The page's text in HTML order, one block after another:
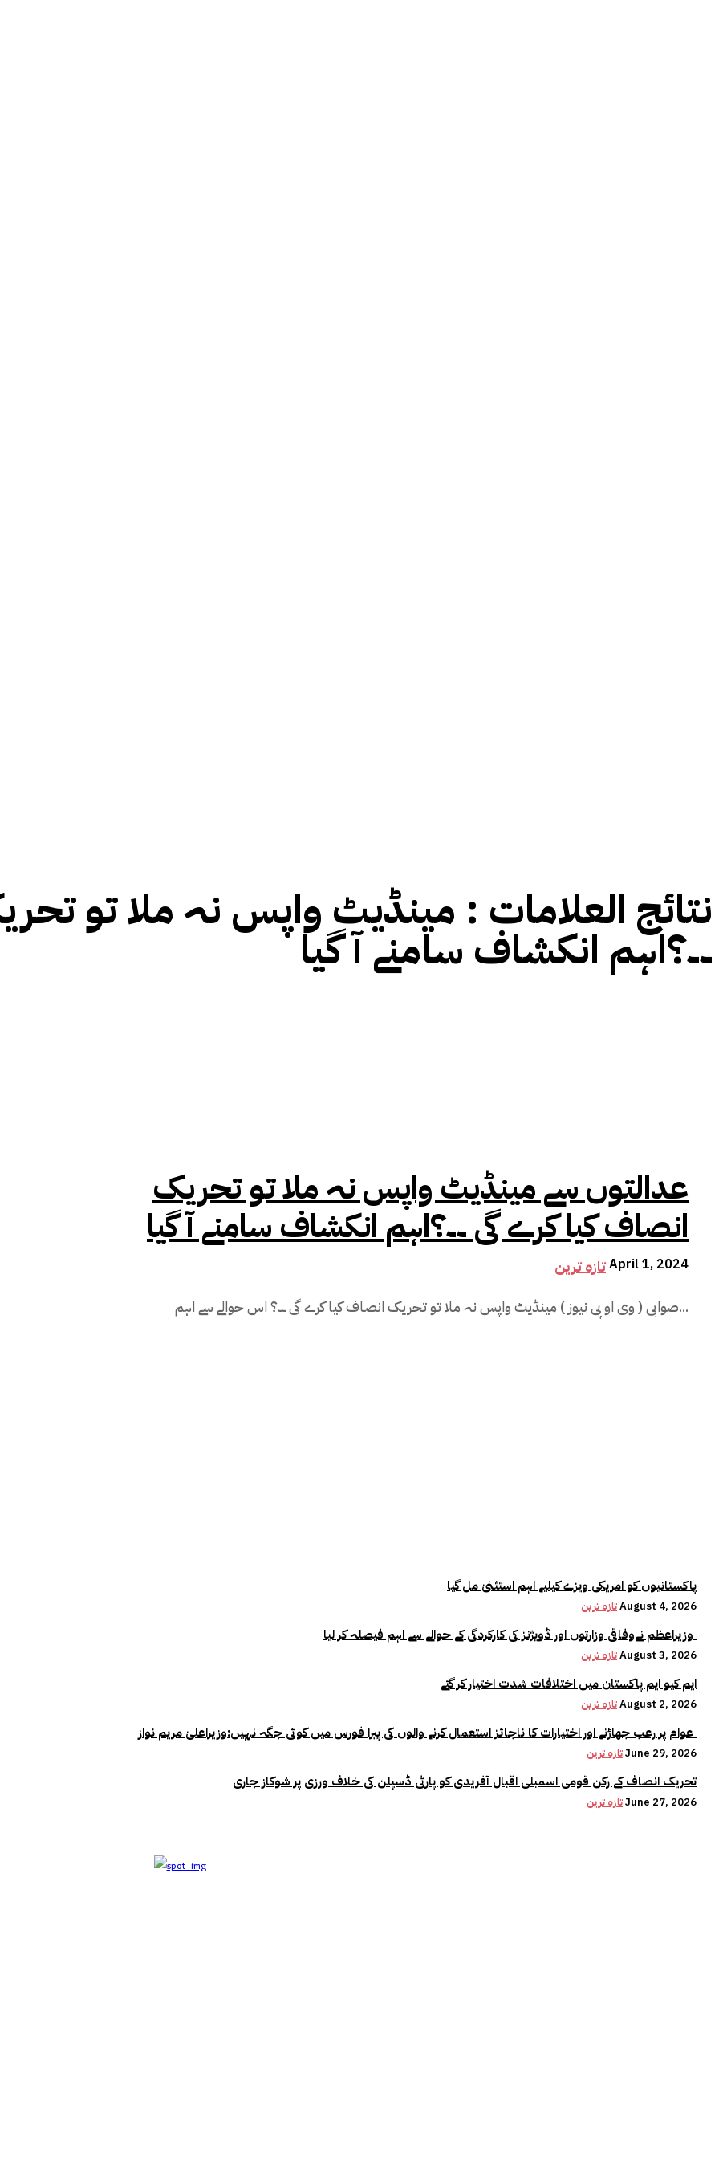
نتائج العلامات : مینڈیٹ واپس نہ ملا تو
۔۔؟اہم انکشاف سامنے آ گیا
عدالتوں سے مینڈیٹ واپس نہ ملا تو تحریک
انصاف کیا کرے گی ۔۔؟اہم انکشاف سامنے آ گیا
تازہ ترینApril 1, 2024
صوابی ( وی او پی نیوز ) مینڈیٹ واپس نہ ملا تو تحریک انصاف کیا کرے گی ۔۔؟ اس حوالے سے اہم...
پاکستانیوں کو امریکی ویزے کیلیے اہم استثنیٰ مل گیا
تازہ ترینAugust 4, 2026
تازہ ترینAugust 3, 2026
ایم کیو ایم پاکستان میں اختلافات شدت اختیار کر گئے
تازہ ترینAugust 2, 2026
تازہ ترینJune 29, 2026
تحریک انصاف کے رکن قومی اسمبلی اقبال آفریدی کو پارٹی ڈسپلن کی خلاف ورزی پر شوکاز جاری
تازہ ترینJune 27, 2026